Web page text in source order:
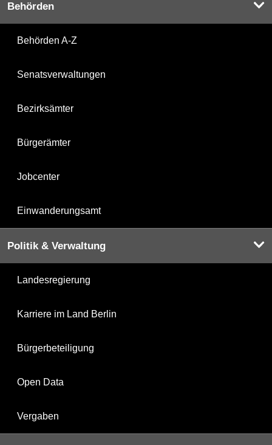
Behörden
Behörden A-Z
Senatsverwaltungen
Bezirksämter
Bürgerämter
Jobcenter
Einwanderungsamt
Politik & Verwaltung
Landesregierung
Karriere im Land Berlin
Bürgerbeteiligung
Open Data
Vergaben